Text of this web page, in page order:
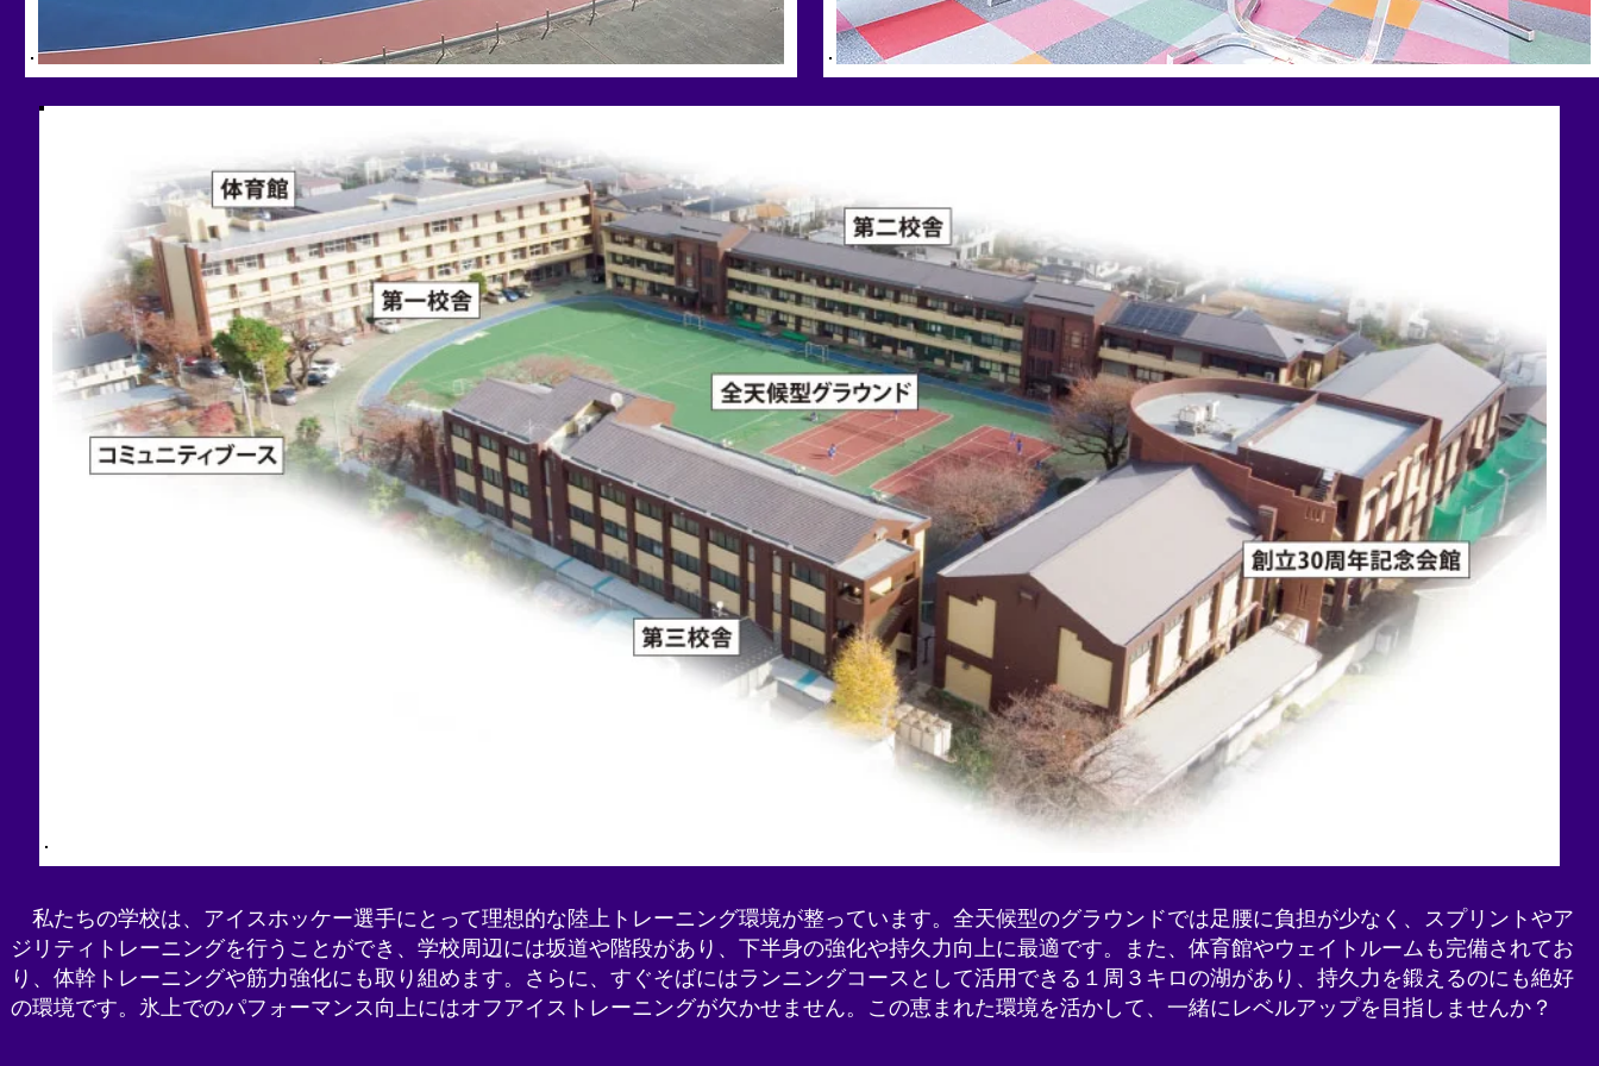
私たちの学校は、アイスホッケー選手にとって理想的な陸上トレーニング環境が整っています。全天候型のグラウンドでは足腰に負担が少なく、スプリントやア
ジリティトレーニングを行うことができ、学校周辺には坂道や階段があり、下半身の強化や持久力向上に最適です。また、体育館やウェイトルームも完備されてお
り、体幹トレーニングや筋力強化にも取り組めます。さらに、すぐそばにはランニングコースとして活用できる１周３キロの湖があり、持久力を鍛えるのにも絶好
の環境です。氷上でのパフォーマンス向上にはオフアイストレーニングが欠かせません。この恵まれた環境を活かして、一緒にレベルアップを目指しませんか？